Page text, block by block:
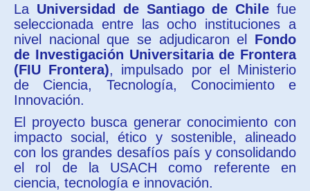
La Universidad de Santiago de Chile fue
seleccionada entre las ocho instituciones a
nivel nacional que se adjudicaron el Fondo
de Investigación Universitaria de Frontera
(FIU Frontera), impulsado por el Ministerio
de Ciencia, Tecnología, Conocimiento e
Innovación.
El proyecto busca generar conocimiento con
impacto social, ético y sostenible, alineado
con los grandes desafíos país y consolidando
el rol de la USACH como referente en
ciencia, tecnología e innovación.